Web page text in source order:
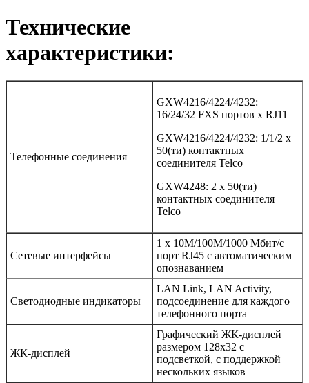
Технические
характеристики:
Телефонные соединения
GXW4216/4224/4232:
16/24/32 FXS портов x RJ11
GXW4216/4224/4232: 1/1/2 х
50(ти) контактных
соединителя Telco
GXW4248: 2 x 50(ти)
контактных соединителя
Telco
Сетевые интерфейсы
1 x 10M/100M/1000 Мбит/с
порт RJ45 с автоматическим
опознаванием
Светодиодные индикаторы
LAN Link, LAN Activity,
подсоединение для каждого
телефонного порта
ЖК-дисплей
Графический ЖК-дисплей
размером 128x32 с
подсветкой, с поддержкой
нескольких языков